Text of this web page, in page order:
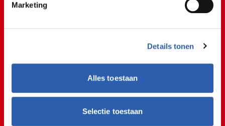
Marketing
Details tonen
Alles toestaan
Selectie toestaan
Werken in de ICT iets voor jou? 👨🏻‍💻🔥 Juriaan laat
#computer#reparatie#leren#internship#student
#ditismbo#studentlife
#fypシ#voorjou#viral#tiktokviral
♬ origineel geluid - rocvantwente